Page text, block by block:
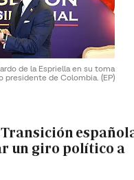
de la Espriella en su toma
presidente de Colombia. (EP)
un giro político a